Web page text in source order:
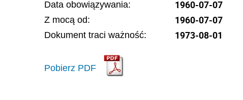
Data obowiązywania: 1960-07-07
Z mocą od: 1960-07-07
Dokument traci ważność: 1973-08-01
Pobierz PDF